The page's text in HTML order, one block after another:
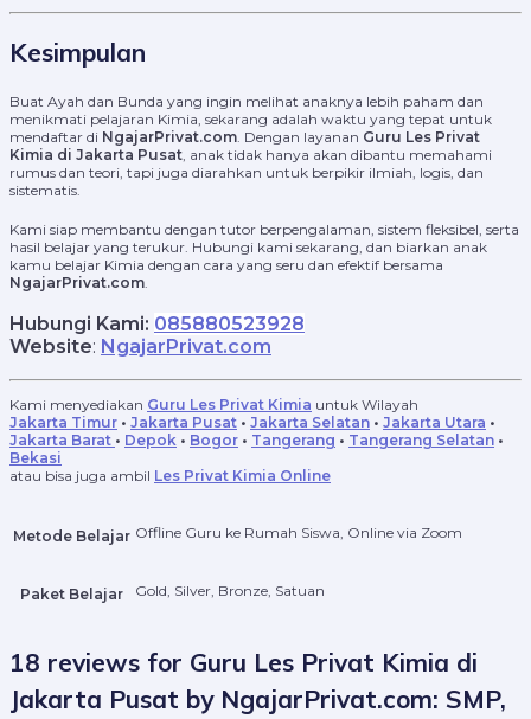
Kesimpulan
Buat Ayah dan Bunda yang ingin melihat anaknya lebih paham dan
menikmati pelajaran Kimia, sekarang adalah waktu yang tepat untuk
mendaftar di NgajarPrivat.com . Dengan layanan Guru Les Privat
Kimia di Jakarta Pusat , anak tidak hanya akan dibantu memahami
rumus dan teori, tapi juga diarahkan untuk berpikir ilmiah, logis, dan
sistematis.
Kami siap membantu dengan tutor berpengalaman, sistem fleksibel, serta
hasil belajar yang terukur. Hubungi kami sekarang, dan biarkan anak
kamu belajar Kimia dengan cara yang seru dan efektif bersama
NgajarPrivat.com
Hubungi Kami: 085880523928
Website: NgajarPrivat.com
Kami menyediakan Guru Les Privat Kimia untuk Wilayah
Jakarta Timur • Jakarta Pusat • Jakarta Selatan • Jakarta Utara •
Jakarta Barat • Depok • Bogor • Tangerang • Tangerang Selatan •
Bekasi
atau bisa juga ambil Les Privat Kimia Online
Metode Belajar Offline Guru ke Rumah Siswa, Online via Zoom
Paket Belajar Gold, Silver, Bronze, Satuan
18 reviews for Guru Les Privat Kimia di
Jakarta Pusat by NgajarPrivat.com: SMP,